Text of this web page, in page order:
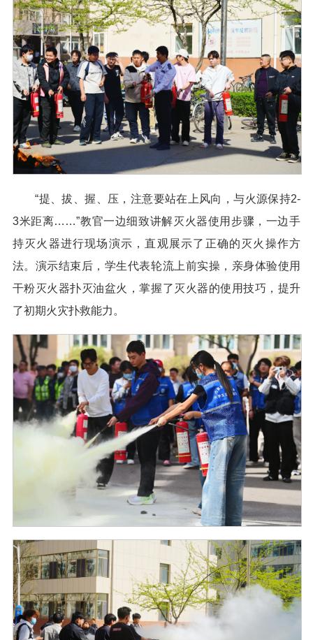
“提、拔、握、压，注意要站在上风向，与火源保持2-
3米距离……”教官一边细致讲解灭火器使用步骤，一边手
持灭火器进行现场演示，直观展示了正确的灭火操作方
法。演示结束后，学生代表轮流上前实操，亲身体验使用
干粉灭火器扑灭油盆火，掌握了灭火器的使用技巧，提升
了初期火灾扑救能力。